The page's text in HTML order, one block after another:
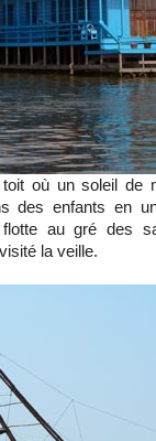
où un soleil de
des enfants en
au gré des
visité la veille.